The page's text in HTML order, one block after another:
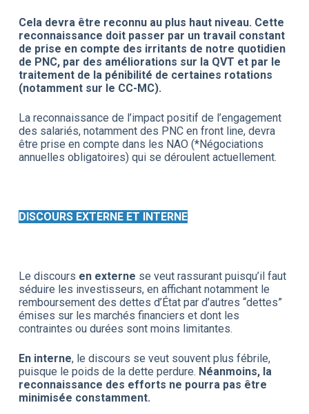
Cela devra être reconnu au plus haut niveau. Cette
reconnaissance doit passer par un travail constant
de prise en compte des irritants de notre quotidien
de PNC, par des améliorations sur la QVT et par le
traitement de la pénibilité de certaines rotations
(notamment sur le CC-MC).
La reconnaissance de l’impact positif de l’engagement
des salariés, notamment des PNC en front line, devra
être prise en compte dans les NAO (*Négociations
annuelles obligatoires) qui se déroulent actuellement.
DISCOURS EXTERNE ET INTERNE
Le discours en externe se veut rassurant puisqu’il faut
séduire les investisseurs, en affichant notamment le
remboursement des dettes d’État par d’autres “dettes”
émises sur les marchés financiers et dont les
contraintes ou durées sont moins limitantes.
En interne, le discours se veut souvent plus fébrile,
puisque le poids de la dette perdure. Néanmoins, la
reconnaissance des efforts ne pourra pas être
minimisée constamment.